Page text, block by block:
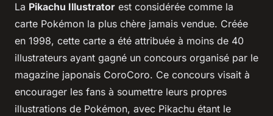
La Pikachu Illustrator est considérée comme la
carte Pokémon la plus chère jamais vendue. Créée
en 1998, cette carte a été attribuée à moins de 40
illustrateurs ayant gagné un concours organisé par le
magazine japonais CoroCoro. Ce concours visait à
encourager les fans à soumettre leurs propres
illustrations de Pokémon, avec Pikachu étant le